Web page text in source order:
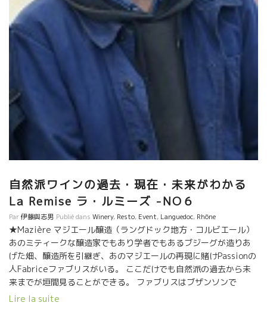
自然派ワインの過去・現在・未来がわかる
La Remise ラ・ルミーズ -NO６
Par伊藤與志男 Publié dans Winery, Resto, Event, Languedoc, Rhône
★Mazière マジエール醸造（ラングドック地方・コルビエール）
あのミティークな醸造家でもあり学者でもあるブジーグが造りあ
げた畑、醸造所を引継ぎ、あのマジエールの再現に賭けPassionの
人Fabriceファブリスがいる。 ここだけでも自然派の過去から未
来までが垣間見ることができる。 ファブリスはブザンソンで
Zinzinsザンザンというワイン屋をやっていた。今は亡きJean-
Lire la suite